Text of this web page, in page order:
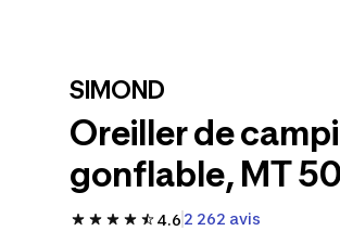
SIMOND
Oreiller de
gonflable, MT
4.6 2 262 avis